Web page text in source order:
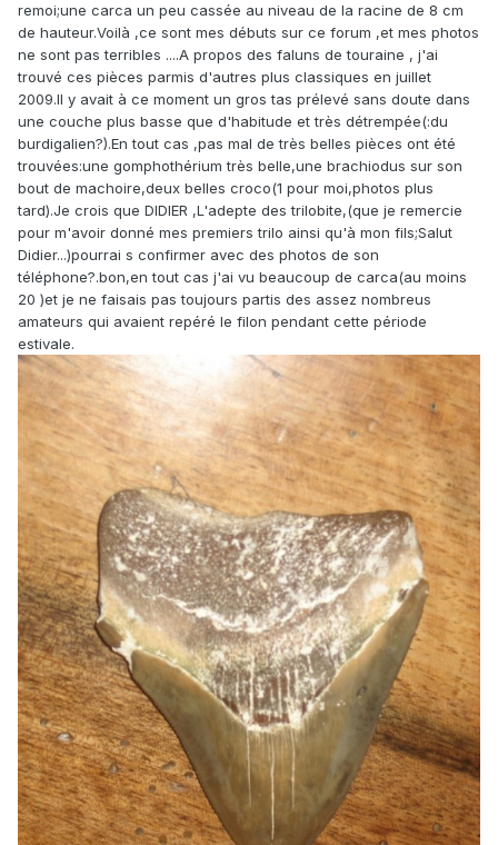
remoi;une carca un peu cassée au niveau de la racine de 8 cm
de hauteur.Voilà ,ce sont mes débuts sur ce forum ,et mes photos
ne sont pas terribles ....A propos des faluns de touraine , j'ai
trouvé ces pièces parmis d'autres plus classiques en juillet
2009.Il y avait à ce moment un gros tas prélevé sans doute dans
une couche plus basse que d'habitude et très détrempée(:du
burdigalien?).En tout cas ,pas mal de très belles pièces ont été
trouvées:une gomphothérium très belle,une brachiodus sur son
bout de machoire,deux belles croco(1 pour moi,photos plus
tard).Je crois que DIDIER ,L'adepte des trilobite,(que je remercie
pour m'avoir donné mes premiers trilo ainsi qu'à mon fils;Salut
Didier...)pourrai s confirmer avec des photos de son
téléphone?.bon,en tout cas j'ai vu beaucoup de carca(au moins
20 )et je ne faisais pas toujours partis des assez nombreus
amateurs qui avaient repéré le filon pendant cette période
estivale.